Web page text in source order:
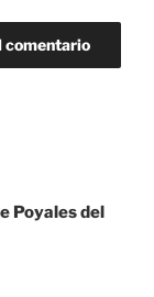
Poyales del